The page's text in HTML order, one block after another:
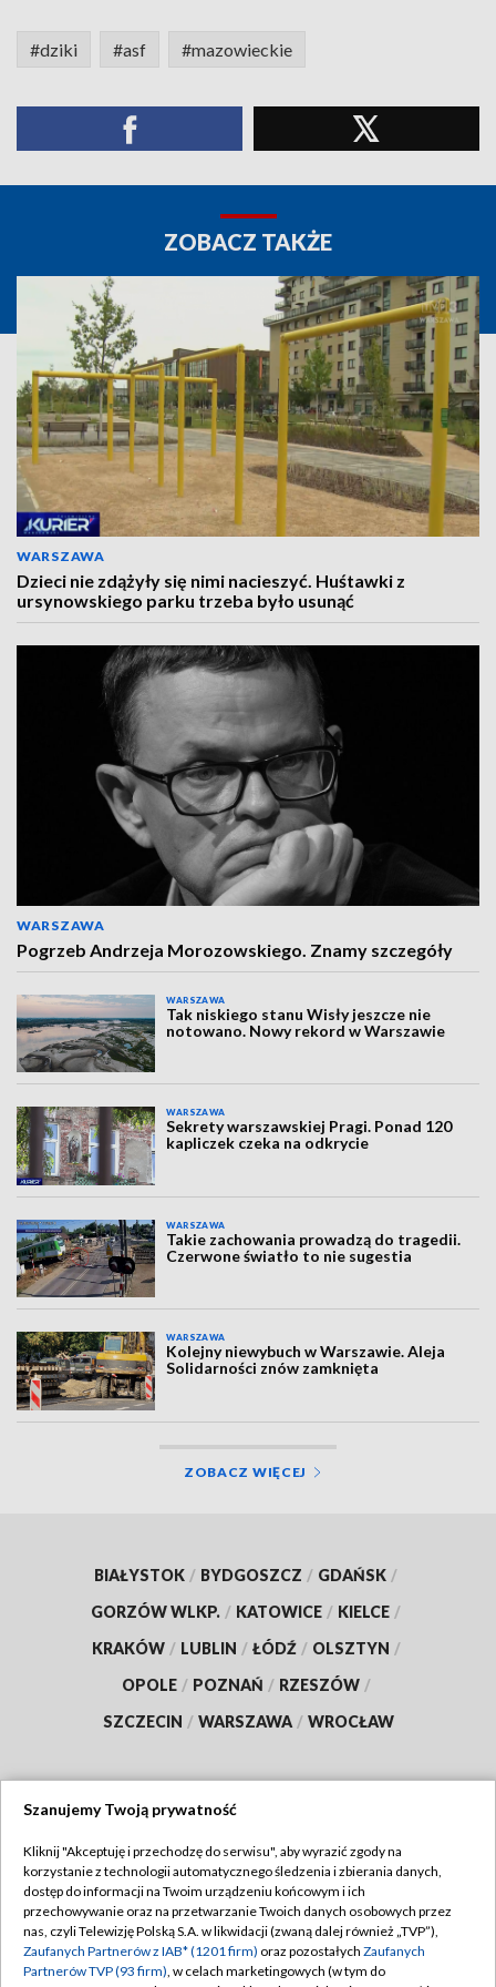
#dziki #asf #mazowieckie
ZOBACZ TAKŻE
WARSZAWA
Dzieci nie zdążyły się nimi nacieszyć. Huśtawki z
ursynowskiego parku trzeba było usunąć
WARSZAWA
Pogrzeb Andrzeja Morozowskiego. Znamy szczegóły
WARSZAWA
Tak niskiego stanu Wisły jeszcze nie
notowano. Nowy rekord w Warszawie
WARSZAWA
Sekrety warszawskiej Pragi. Ponad 120
kapliczek czeka na odkrycie
WARSZAWA
Takie zachowania prowadzą do tragedii.
Czerwone światło to nie sugestia
WARSZAWA
Kolejny niewybuch w Warszawie. Aleja
Solidarności znów zamknięta
ZOBACZ WIĘCEJ
BIAŁYSTOK / BYDGOSZCZ / GDAŃSK /
GORZÓW WLKP. / KATOWICE / KIELCE /
KRAKÓW / LUBLIN / ŁÓDŹ / OLSZTYN /
OPOLE / POZNAŃ / RZESZÓW /
SZCZECIN / WARSZAWA / WROCŁAW
TVP
Abonament TVP
Emisja w TVP
Regulamin TVP
Polityka prywatności
Szanujemy Twoją prywatność
Kliknij "Akceptuję i przechodzę do serwisu", aby wyrazić zgody na
korzystanie z technologii automatycznego śledzenia i zbierania danych,
dostęp do informacji na Twoim urządzeniu końcowym i ich
przechowywanie oraz na przetwarzanie Twoich danych osobowych przez
nas, czyli Telewizję Polską S.A. w likwidacji (zwaną dalej również „TVP”),
Zaufanych Partnerów z IAB* (1201 firm) oraz pozostałych Zaufanych
Partnerów TVP (93 firm), w celach marketingowych (w tym do